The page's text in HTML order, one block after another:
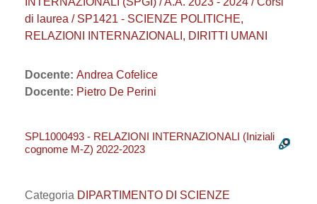
di laurea / SP1421 - SCIENZE POLITICHE,
RELAZIONI INTERNAZIONALI, DIRITTI UMANI
Docente: Andrea Cofelice
Docente: Pietro De Perini
SPL1000493 - RELAZIONI INTERNAZIONALI (Iniziali
cognome M-Z) 2022-2023
Categoria DIPARTIMENTO DI SCIENZE